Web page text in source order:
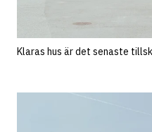
Klaras hus är det senaste